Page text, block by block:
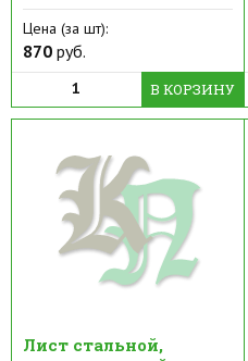
Цена (за шт):
870 руб.
В КОРЗИНУ
Лист стальной,